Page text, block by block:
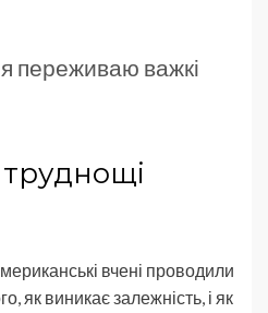
переживаю важкі
вчені проводили
як виникає залежність, і як